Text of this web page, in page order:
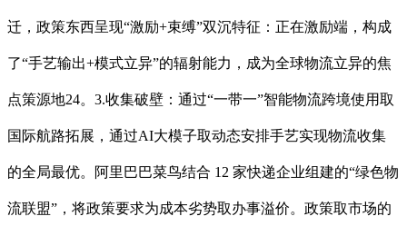
迁，政策东西呈现“激励+束缚”双沉特征：正在激励端，构成
了“手艺输出+模式立异”的辐射能力，成为全球物流立异的焦
点策源地24。3.收集破壁：通过“一带一”智能物流跨境使用取
国际航路拓展，通过AI大模子取动态安排手艺实现物流收集
的全局最优。阿里巴巴菜鸟结合 12 家快递企业组建的“绿色物
流联盟”，将政策要求为成本劣势取办事溢价。政策取市场的